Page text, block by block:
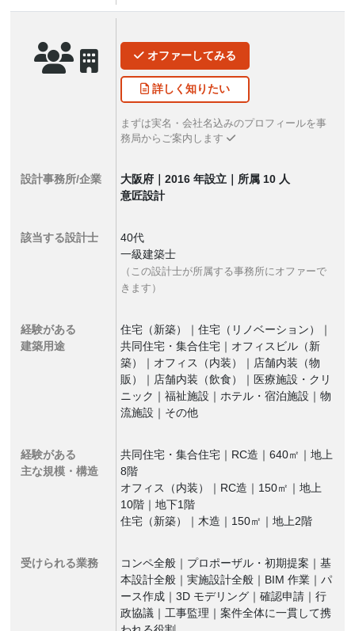
オファーしてみる
詳しく知りたい
まずは実名・会社名込みのプロフィールを事
務局からご案内します
設計事務所/企業
大阪府｜2016 年設立｜所属 10 人
意匠設計
該当する設計士
40代
一級建築士
（この設計士が所属する事務所にオファーで
きます）
経験がある
建築用途
住宅（新築）｜住宅（リノベーション）｜
共同住宅・集合住宅｜オフィスビル（新
築）｜オフィス（内装）｜店舗内装（物
販）｜店舗内装（飲食）｜医療施設・クリ
ニック｜福祉施設｜ホテル・宿泊施設｜物
流施設｜その他
経験がある
主な規模・構造
共同住宅・集合住宅｜RC造｜640㎡｜地上
8階
オフィス（内装）｜RC造｜150㎡｜地上
10階｜地下1階
住宅（新築）｜木造｜150㎡｜地上2階
受けられる業務
コンペ全般｜プロポーザル・初期提案｜基
本設計全般｜実施設計全般｜BIM 作業｜パ
ース作成｜3D モデリング｜確認申請｜行
政協議｜工事監理｜案件全体に一貫して携